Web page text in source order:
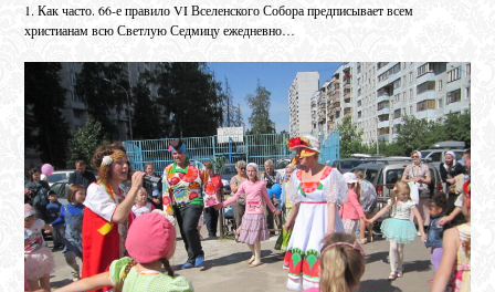
1. Как часто. 66‑е правило VI Вселенского Собора предписывает всем
христианам всю Светлую Седмицу ежедневно…